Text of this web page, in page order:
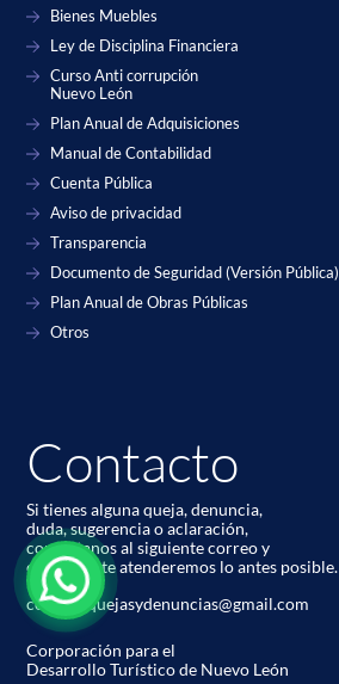
Bienes Muebles
Ley de Disciplina Financiera
Curso Anti corrupción
Nuevo León
Plan Anual de Adquisiciones
Manual de Contabilidad
Cuenta Pública
Aviso de privacidad
Transparencia
Documento de Seguridad (Versión Pública)
Plan Anual de Obras Públicas
Otros
Contacto
Si tienes alguna queja, denuncia,
duda, sugerencia o aclaración,
contáctanos al siguiente correo y
con gusto te atenderemos lo antes posible.
codetur.quejasydenuncias@gmail.com
Corporación para el
Desarrollo Turístico de Nuevo León